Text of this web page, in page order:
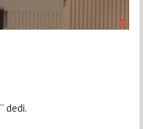
dedi.